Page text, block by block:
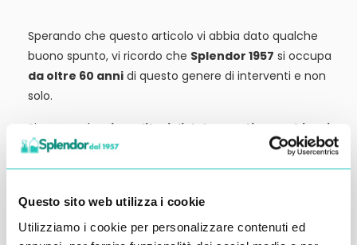
Questo sito web utilizza i cookie
Utilizziamo i cookie per personalizzare contenuti ed
Sperando che questo articolo vi abbia dato qualche
buono spunto, vi ricordo che Splendor 1957 si occupa
da oltre 60 anni di questo genere di interventi e non
solo.
Siamo anche
rivenditori di detergenti, macchinari
ed attrezzature:
tutto ciò che potrebbe servirvi,
potete trovarlo in vendita presso la nostra sede.
Contattateci qui per preventivi o anche solo per
richiedere qualche informazione.
Ci vediamo al prossimo articolo.